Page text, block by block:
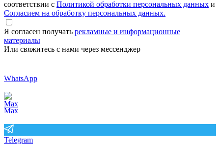
соответствии с Политикой обработки персональных данных и
Согласием на обработку персональных данных.
Я согласен получать рекламные и информационные
материалы
Или свяжитесь с нами через мессенджер
WhatsApp
Max
Telegram